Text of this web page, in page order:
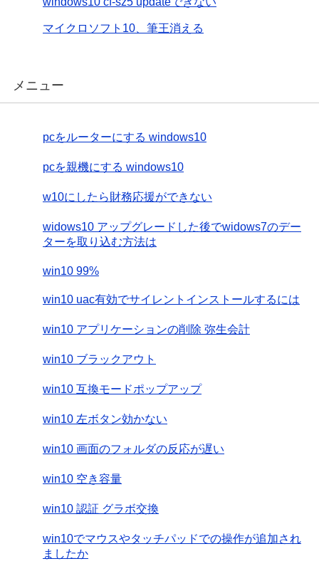
マイクロソフト10、筆王消える
メニュー
pcをルーターにする windows10
pcを親機にする windows10
w10にしたら財務応援ができない
widows10 アップグレードした後でwidows7のデー
ターを取り込む方法は
win10 99%
win10 uac有効でサイレントインストールするには
win10 アプリケーションの削除 弥生会計
win10 ブラックアウト
win10 互換モードポップアップ
win10 左ボタン効かない
win10 画面のフォルダの反応が遅い
win10 空き容量
win10 認証 グラボ交換
win10でマウスやタッチパッドでの操作が追加され
ましたか